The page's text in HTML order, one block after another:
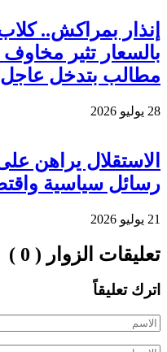
إنذار بمراكش..
بالسعار تثير
مطالب بتدخل عاجل
28 يوليو 2026
الاستقلال يراهن
رسائل سياسية
21 يوليو 2026
تعليقات الزوار ( 0 )
اترك تعليقاً